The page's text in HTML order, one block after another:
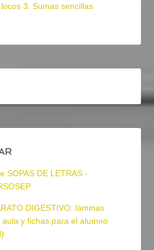
3: Sumas sencillas
SOPAS DE LETRAS -
DIGESTIVO: láminas
aula y fichas para el alumno